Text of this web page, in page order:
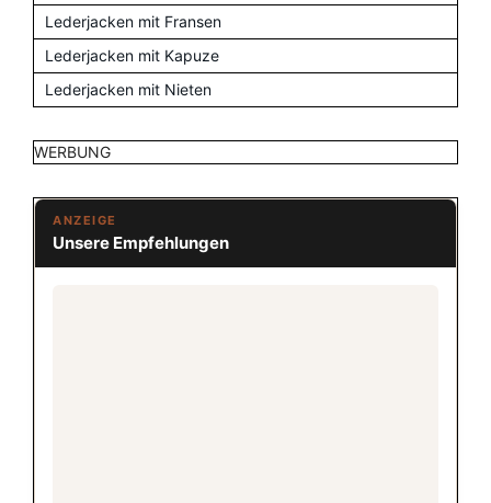
Lederjacken mit Fransen
Lederjacken mit Kapuze
Lederjacken mit Nieten
WERBUNG
ANZEIGE
Unsere Empfehlungen